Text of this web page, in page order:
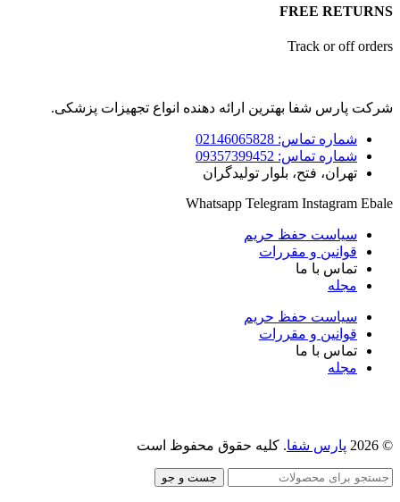
FREE
Track or off
پارس شفا بهترین ارائه دهنده انواع تجهیزات پزشکی.
شماره تماس: 02146065828
شماره تماس: 09357399452
تهران، فتح، بلوار تولیدگران
Whatsapp Telegram Instagram
سیاست حفظ حریم
قوانین و مقررات
تماس با ما
مجله
سیاست حفظ حریم
قوانین و مقررات
تماس با ما
مجله
پارس شفا. کلیه حقوق محفوظ است
جست و جو